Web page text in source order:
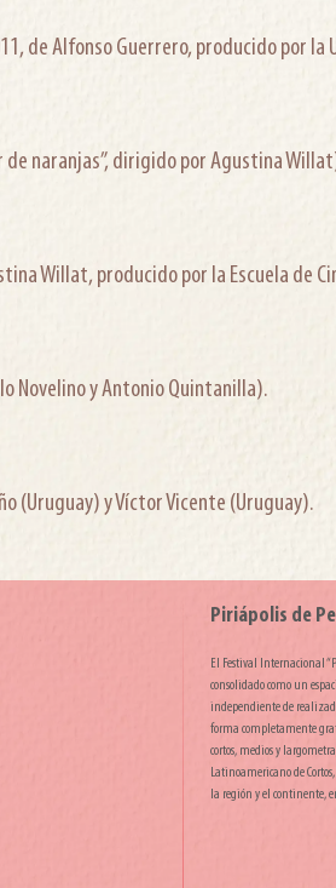
de Alfonso Guerrero, producido por la
de naranjas”, dirigido por Agustina
Willat, producido por la Escuela de
Novelino y Antonio Quintanilla).
(Uruguay) y Víctor Vicente (Uruguay).
Piriápolis de
El Festival Internacional
consolidado como un
independiente de
forma completamente
cortos, medios y
Latinoamericano de
la región y el continente,